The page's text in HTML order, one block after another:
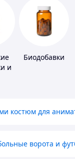
и
Биодобавки
костюм для
ворота и